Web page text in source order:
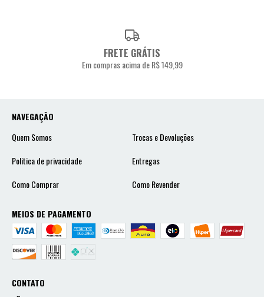
FRETE GRÁTIS
Em compras acima de R$ 149,99
NAVEGAÇÃO
Quem Somos
Trocas e Devoluções
Politica de privacidade
Entregas
Como Comprar
Como Revender
MEIOS DE PAGAMENTO
CONTATO